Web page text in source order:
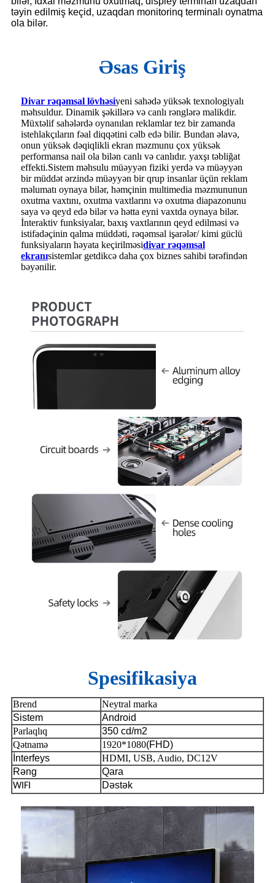
təyin edilmiş keçid, uzaqdan monitorinq terminalı oynatma
ola bilər.
Əsas Giriş
Divar rəqəmsal lövhəsiyeni sahədə yüksək texnologiyalı
məhsuldur. Dinamik şəkillərə və canlı rənglərə malikdir.
Müxtəlif sahələrdə oynanılan reklamlar tez bir zamanda
istehlakçıların fəal diqqətini cəlb edə bilir. Bundan əlavə,
onun yüksək dəqiqlikli ekran məzmunu çox yüksək
performansa nail ola bilən canlı və canlıdır. yaxşı təbliğat
effekti.Sistem məhsulu müəyyən fiziki yerdə və müəyyən
bir müddət ərzində müəyyən bir qrup insanlar üçün reklam
məlumatı oynaya bilər, həmçinin multimedia məzmununun
oxutma vaxtını, oxutma vaxtlarını və oxutma diapazonunu
saya və qeyd edə bilər və hətta eyni vaxtda oynaya bilər.
İnteraktiv funksiyalar, baxış vaxtlarının qeyd edilməsi və
istifadəçinin qalma müddəti, rəqəmsal işarələr/ kimi güclü
funksiyaların həyata keçirilməsidivar rəqəmsal
ekranısistemlər getdikcə daha çox biznes sahibi tərəfindən
bəyənilir.
Spesifikasiya
Brend
Neytral marka
Sistem
Android
Parlaqlıq
350 cd/m2
Qətnamə
1920*1080(FHD)
İnterfeys
HDMI, USB, Audio, DC12V
Rəng
Qara
WIFI Dəstək